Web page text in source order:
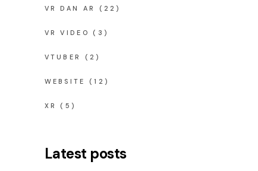
VR DAN AR (22)
VR VIDEO (3)
VTUBER (2)
WEBSITE (12)
XR (5)
Latest posts